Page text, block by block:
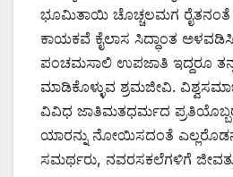
ಭೂಮಿತಾಯಿ ಚೊಚ್ಚಲಮಗ ರೈತನಂತೆ
ಕಾಯಕವೆ ಕೈಲಾಸ ಸಿದ್ಧಾಂತ ಅಳವಡಿಸಿ
ಪಂಚಮಸಾಲಿ ಉಪಜಾತಿ ಇದ್ದರೂ ತನ್ನ
ಮಾಡಿಕೊಳ್ಳುವ ಶ್ರಮಜೀವಿ.
ವಿವಿಧ ಜಾತಿಮತಧರ್ಮದ
ಯಾರನ್ನು ನೋಯಿಸದಂತೆ
ಸಮರ್ಥರು, ನವರಸಕಲೆಗಳಿಗೆ